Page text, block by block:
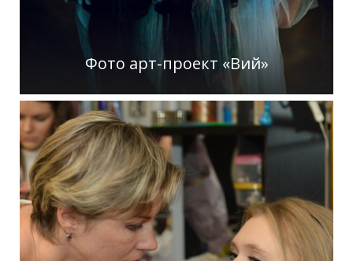
Фото арт-проект «Вий»